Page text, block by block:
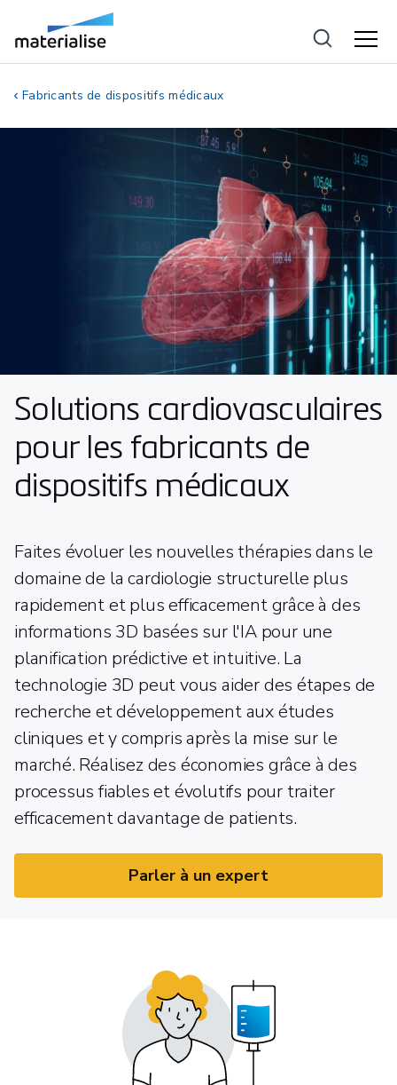
Fabricants de dispositifs médicaux
Solutions cardiovasculaires
pour les fabricants de
dispositifs médicaux
Faites évoluer les nouvelles thérapies dans le
domaine de la cardiologie structurelle plus
rapidement et plus efficacement grâce à des
informations 3D basées sur l'IA pour une
planification prédictive et intuitive. La
technologie 3D peut vous aider des étapes de
recherche et développement aux études
cliniques et y compris après la mise sur le
marché. Réalisez des économies grâce à des
processus fiables et évolutifs pour traiter
efficacement davantage de patients.
Parler à un expert